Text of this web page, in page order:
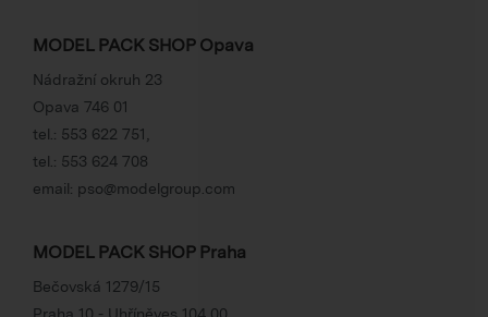
MODEL PACK SHOP Opava
Nádražní okruh 23
Opava 746 01
tel.: 553 622 751
tel.: 553 624 708
email: pso@modelgroup.com
MODEL PACK SHOP Praha
Bečovská 1279/15
Praha 10 - Uhříněves 104 00